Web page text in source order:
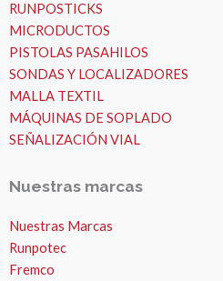
RUNPOSTICKS
MICRODUCTOS
PISTOLAS PASAHILOS
SONDAS Y LOCALIZADORES
MALLA TEXTIL
MÁQUINAS DE SOPLADO
SEÑALIZACIÓN VIAL
Nuestras marcas
Nuestras Marcas
Runpotec
Fremco